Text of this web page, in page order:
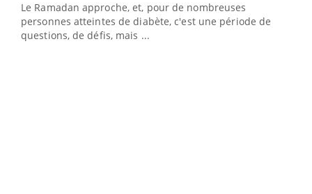
Le Ramadan approche, et, pour de nombreuses
personnes atteintes de diabète, c'est une période de
questions, de défis, mais ...